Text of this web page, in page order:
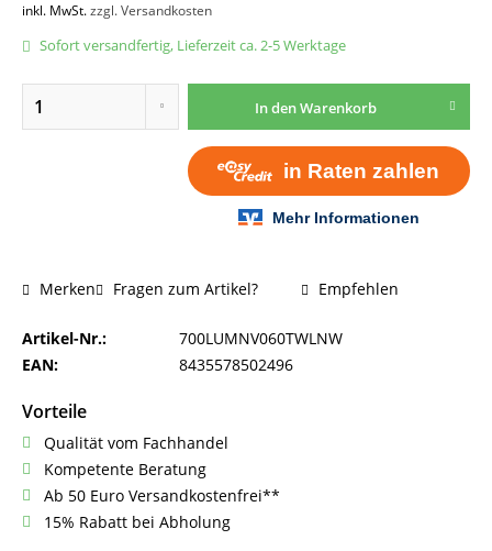
inkl. MwSt.zzgl. Versandkosten
Sofort versandfertig, Lieferzeit ca. 2-5 Werktage
In denWarenkorb
Merken Fragen zum Artikel? Empfehlen
Artikel-Nr.:
700LUMNV060TWLNW
EAN:
8435578502496
Vorteile
Qualität vom Fachhandel
Kompetente Beratung
Ab 50 Euro Versandkostenfrei**
15% Rabatt bei Abholung